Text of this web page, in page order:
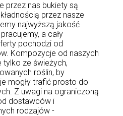
przez nas bukiety są
przez nasze
najwyższą jakość
a cały
pochodzi od
Kompozycje od naszych
ze świeżych,
roślin, by
mogły trafić prosto do
Z uwagi na ograniczoną
dostawców i
rodzajów -